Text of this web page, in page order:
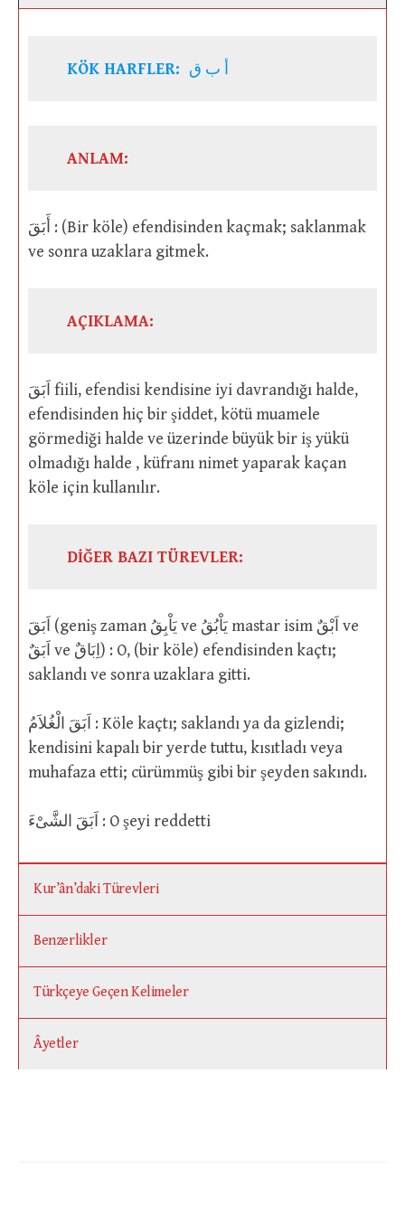
KÖK HARFLER: أ ب ق
ANLAM:
أَبَقَ : (Bir köle) efendisinden kaçmak; saklanmak
ve sonra uzaklara gitmek.
AÇIKLAMA:
اَبَقَ fiili, efendisi kendisine iyi davrandığı halde,
efendisinden hiç bir şiddet, kötü muamele
görmediği halde ve üzerinde büyük bir iş yükü
olmadığı halde , küfranı nimet yaparak kaçan
köle için kullanılır.
DİĞER BAZI TÜREVLER:
اَبَقَ (geniş zaman يَاْبِقُ ve يَاْبُقُ mastar isim اَبْقٌ ve
اَبَقٌ ve اِبَاقٌ) : O, (bir köle) efendisinden kaçtı;
saklandı ve sonra uzaklara gitti.
اَبَقَ الْغُلاَمُ : Köle kaçtı; saklandı ya da gizlendi;
kendisini kapalı bir yerde tuttu, kısıtladı veya
muhafaza etti; cürümmüş gibi bir şeyden sakındı.
اَبَقَ الشَّىْءَ : O şeyi reddetti
Kur’ân’daki Türevleri
Benzerlikler
Türkçeye Geçen Kelimeler
Âyetler